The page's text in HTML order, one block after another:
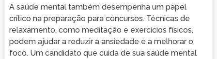
A saúde mental também desempenha um papel
crítico na preparação para concursos. Técnicas de
relaxamento, como meditação e exercícios físicos,
podem ajudar a reduzir a ansiedade e a melhorar o
foco. Um candidato que cuida de sua saúde mental